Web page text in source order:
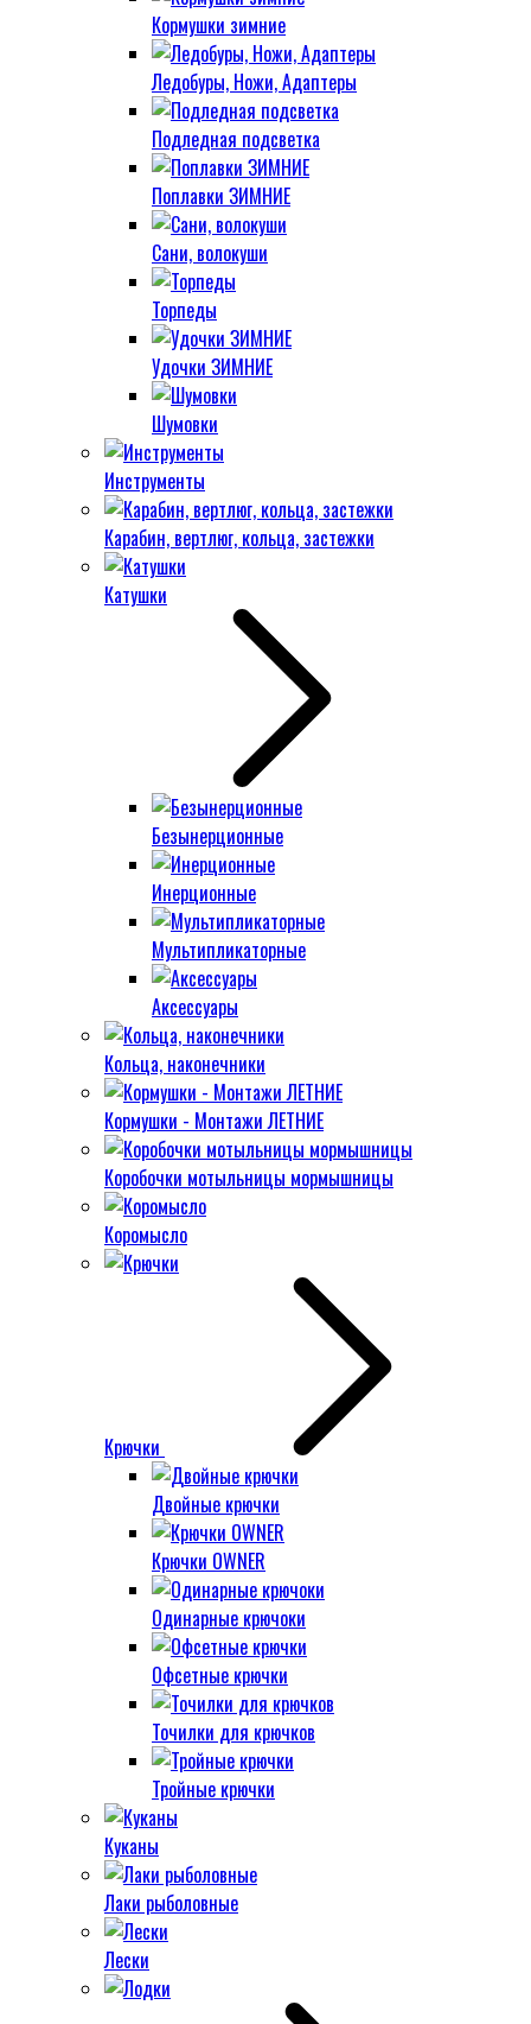
Кормушки зимние
Ледобуры, Ножи, Адаптеры
Подледная подсветка
Поплавки ЗИМНИЕ
Сани, волокуши
Торпеды
Удочки ЗИМНИЕ
Шумовки
Инструменты
Карабин, вертлюг, кольца, застежки
Катушки
Безынерционные
Инерционные
Мультипликаторные
Аксессуары
Кольца, наконечники
Кормушки - Монтажи ЛЕТНИЕ
Коробочки мотыльницы мормышницы
Коромысло
Крючки
Двойные крючки
Крючки OWNER
Одинарные крючоки
Офсетные крючки
Точилки для крючков
Тройные крючки
Куканы
Лаки рыболовные
Лески